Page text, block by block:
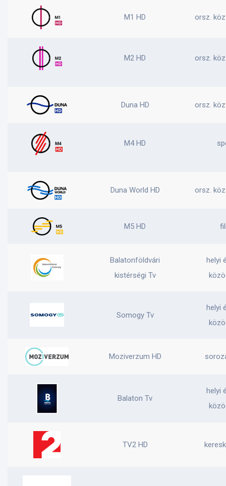
M1 HD orsz.
M2 HD orsz.
Duna HD orsz.
M4 HD
Duna World HD orsz.
M5 HD
Balatonföldvári
kistérségi Tv
helyi
Somogy Tv
helyi
Moziverzum HD
Balaton Tv
helyi
TV2 HD